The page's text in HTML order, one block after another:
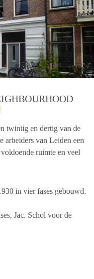
twintig en dertig van de
arbeiders van Leiden een
ruimte en veel
in vier fases gebouwd.
Jac. Schol voor de